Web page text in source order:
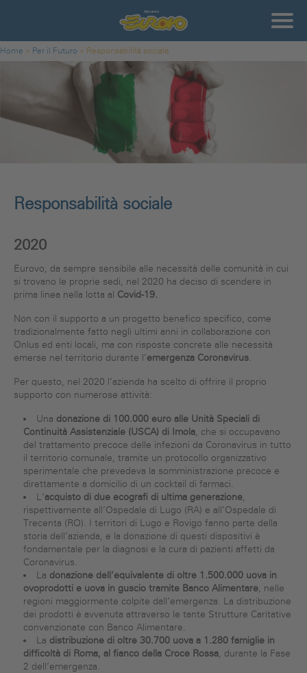
Tu sei qui
Home » Per il Futuro » Responsabilità sociale
Responsabilità sociale
2020
Eurovo, da sempre sensibile alle necessità delle comunità in cui
si trovano le proprie sedi, nel 2020 ha deciso di scendere in
prima linea nella lotta al Covid-19.
Non con il supporto a un progetto benefico specifico, come
tradizionalmente fatto negli ultimi anni in collaborazione con
Onlus ed enti locali, ma con risposte concrete alle necessità
emerse nel territorio durante l’emergenza Coronavirus.
Per questo, nel 2020 l’azienda ha scelto di offrire il proprio
supporto con numerose attività:
Una donazione di 100.000 euro alle Unità Speciali di
Continuità Assistenziale (USCA) di Imola, che si occupavano
del trattamento precoce delle infezioni da Coronavirus in tutto
il territorio comunale, tramite un protocollo organizzativo
sperimentale che prevedeva la somministrazione precoce e
direttamente a domicilio di un cocktail di farmaci.
L’acquisto di due ecografi di ultima generazione,
rispettivamente all’Ospedale di Lugo (RA) e all’Ospedale di
Trecenta (RO). I territori di Lugo e Rovigo fanno parte della
storia dell’azienda, e la donazione di questi dispositivi è
fondamentale per la diagnosi e la cura di pazienti affetti da
Coronavirus.
La donazione dell’equivalente di oltre 1.500.000 uova in
ovoprodotti e uova in guscio tramite Banco Alimentare, nelle
regioni maggiormente colpite dall’emergenza. La distribuzione
dei prodotti è avvenuta attraverso le tante Strutture Caritative
convenzionate con Banco Alimentare.
La distribuzione di oltre 30.700 uova a 1.280 famiglie in
difficoltà di Roma, al fianco della Croce Rossa, durante la Fase
2 dell’emergenza.